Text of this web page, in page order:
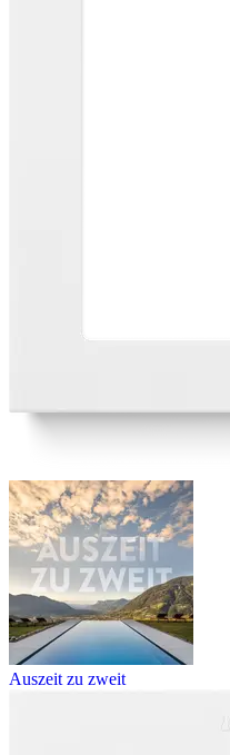
Auszeit zu zweit